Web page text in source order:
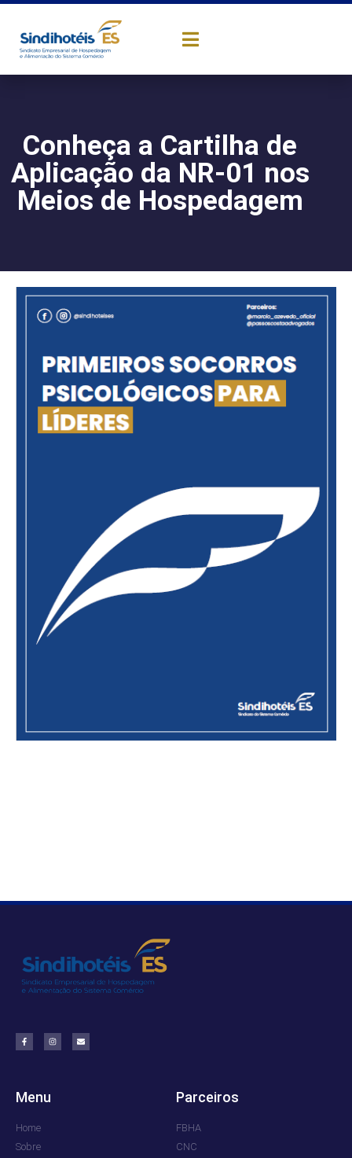
Conheça a Cartilha de
Aplicação da NR-01 nos
Meios de Hospedagem
Menu
Home
Sobre
Parceiros
FBHA
CNC